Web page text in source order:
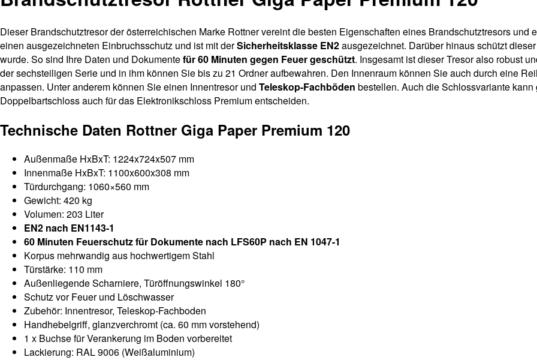
Dieser Brandschutztresor der österreichischen Marke Rottner vereint die besten Eigenschaften eines Brandschutztresors und
einen ausgezeichneten Einbruchsschutz und ist mit derSicherheitsklasse EN2ausgezeichnet. Darüber hinaus schützt
wurde. So sind Ihre Daten und Dokumentefür 60 Minuten gegen Feuergeschützt. Insgesamt ist dieser Tresor also robust
der sechsteiligen Serie und in ihm können Sie bis zu 21 Ordner aufbewahren. Den Innenraum können Sie auch durch eine
anpassen. Unter anderem können Sie einen Innentresor und Teleskop-Fachböden bestellen. Auch die Schlossvariante
Doppelbartschloss auch für das Elektronikschloss Premium entscheiden.
Technische Daten Rottner Giga Paper Premium 120
Außenmaße HxBxT: 1224x724x507 mm
Innenmaße HxBxT: 1100x600x308 mm
Türdurchgang: 1060×560 mm
Gewicht: 420 kg
Volumen: 203 Liter
EN2 nach EN1143-1
60 Minuten Feuerschutz für Dokumente nach LFS60P nach EN 1047-1
Korpus mehrwandig aus hochwertigem Stahl
Türstärke: 110 mm
Außenliegende Scharniere, Türöffnungswinkel 180°
Schutz vor Feuer und Löschwasser
Zubehör: Innentresor, Teleskop-Fachboden
Handhebelgriff, glanzverchromt (ca. 60 mm vorstehend)
1 x Buchse für Verankerung im Boden vorbereitet
Lackierung: RAL 9006 (Weißaluminium)